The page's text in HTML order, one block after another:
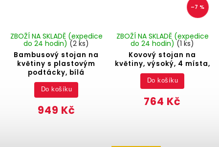
Bambusový stojan na
květiny s plastovým
podtácky, bílá
ZBOŽÍ NA SKLADĚ (expedice
do 24 hodin) (2 ks)
949 Kč
Do košíku
–7 %
Kovový stojan na
květiny, výsoký, 4 místa,
ZBOŽÍ NA SKLADĚ (expedice
do 24 hodin)(1 ks)
764 Kč
Do košíku